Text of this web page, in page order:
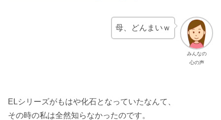
みんなの
心の声
母、どんまいｗ
ELシリーズがもはや化石となっていたなんて、
その時の私は全然知らなかったのです。